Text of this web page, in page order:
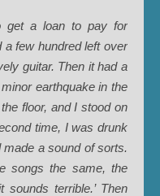
get a loan to pay for
few hundred left over
guitar. Then it had a
earthquake in the
floor, and I stood on
time, I was drunk
a sound of sorts.
songs the same, the
terrible.’ Then